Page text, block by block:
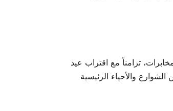
تزامناً مع اقتراب عيد
والأحياء الرئيسية